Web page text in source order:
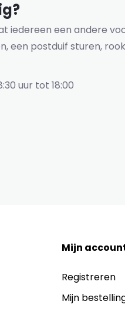
iedereen een andere
een postduif sturen,
uur tot 18:00
Mijn
Registreren
Mijn